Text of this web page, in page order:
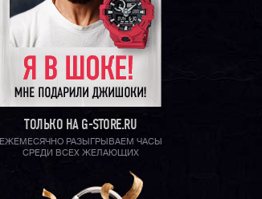
ТОЛЬКО НА G-STORE.RU
ЕЖЕМЕСЯЧНО РАЗЫГРЫВАЕМ ЧАСЫ
СРЕДИ ВСЕХ ЖЕЛАЮЩИХ